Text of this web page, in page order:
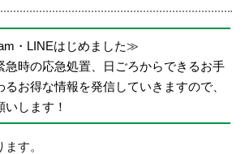
・LINEはじめました≫
急時の応急処置、日ごろからできるお手
るお得な情報を発信していきますので、
します！
す。